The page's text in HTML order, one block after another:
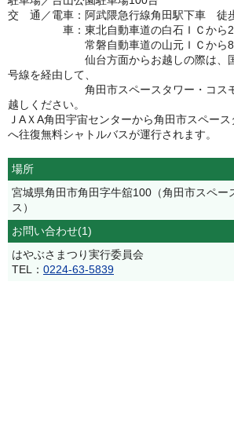
交 通／電車：阿武隈急行線角田駅下車 徒
車：東北自動車道の白石ＩＣから
常磐自動車道の山元ＩＣから
仙台方面からお越しの際は、国道
号線を経由して、
角田市スペースタワー・コスモハ
越しください。
ＪAＸA角田宇宙センターから角田市スペー
へ往復無料シャトルバスが運行されます。
場所
宮城県角田市角田字牛舘100（角田市スペー
ス）
お問い合わせ(1)
はやぶさまつり実行委員会
TEL： 0224-63-5839